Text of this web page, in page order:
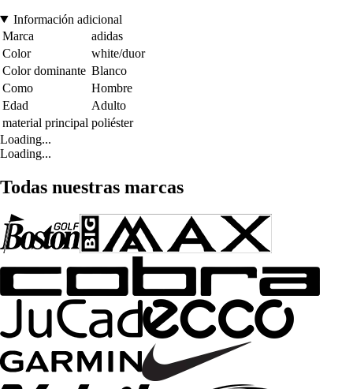
Información adicional
Marca
adidas
Color
white/duor
Color dominante Blanco
Como
Hombre
Edad
Adulto
material principal poliéster
Loading...
Loading...
Todas nuestras marcas